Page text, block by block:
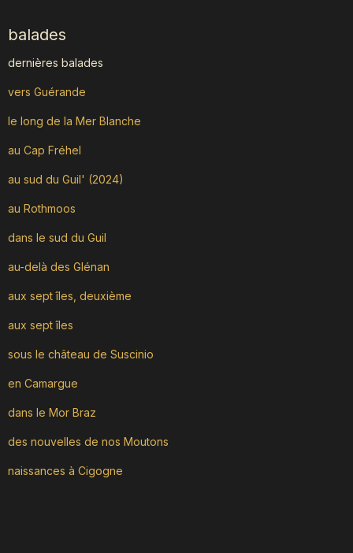
balades
dernières balades
vers Guérande
le long de la Mer Blanche
au Cap Fréhel
au sud du Guil' (2024)
au Rothmoos
dans le sud du Guil
au-delà des Glénan
aux sept îles, deuxième
aux sept îles
sous le château de Suscinio
en Camargue
dans le Mor Braz
des nouvelles de nos Moutons
naissances à Cigogne